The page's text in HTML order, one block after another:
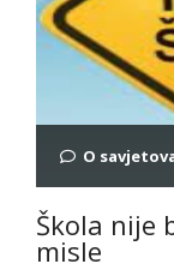
O
Škola nije
misle